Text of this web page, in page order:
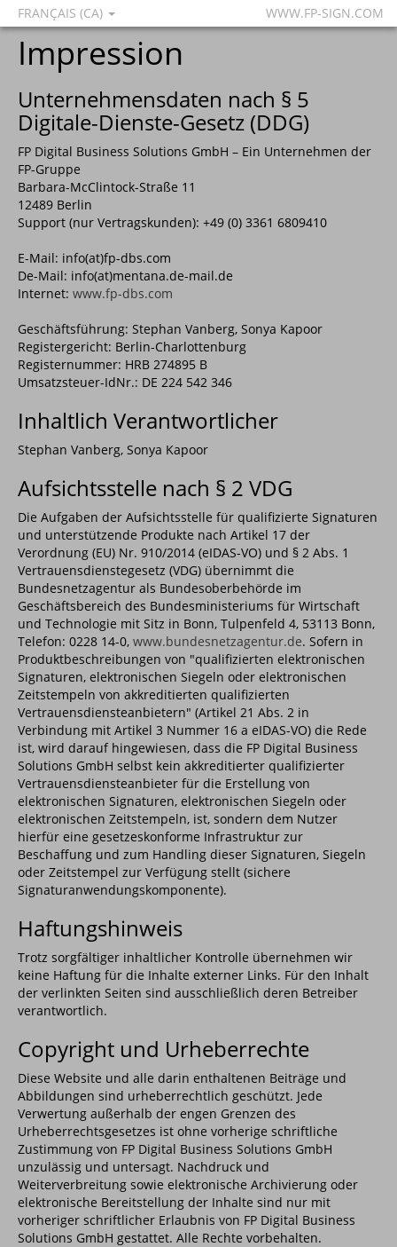
FRANÇAIS (CA) WWW.FP-SIGN.COM
Impression
Unternehmensdaten nach § 5
Digitale-Dienste-Gesetz (DDG)
FP Digital Business Solutions GmbH – Ein Unternehmen der
FP-Gruppe
Barbara-McClintock-Straße 11
12489 Berlin
Support (nur Vertragskunden): +49 (0) 3361 6809410
E-Mail: info(at)fp-dbs.com
De-Mail: info(at)mentana.de-mail.de
Internet: www.fp-dbs.com
Geschäftsführung: Stephan Vanberg, Sonya Kapoor
Registergericht: Berlin-Charlottenburg
Registernummer: HRB 274895 B
Umsatzsteuer-IdNr.: DE 224 542 346
Inhaltlich Verantwortlicher
Stephan Vanberg, Sonya Kapoor
Aufsichtsstelle nach § 2 VDG
Die Aufgaben der Aufsichtsstelle für qualifizierte Signaturen
und unterstützende Produkte nach Artikel 17 der
Verordnung (EU) Nr. 910/2014 (eIDAS-VO) und § 2 Abs. 1
Vertrauensdienstegesetz (VDG) übernimmt die
Bundesnetzagentur als Bundesoberbehörde im
Geschäftsbereich des Bundesministeriums für Wirtschaft
und Technologie mit Sitz in Bonn, Tulpenfeld 4, 53113 Bonn,
Telefon: 0228 14-0, www.bundesnetzagentur.de. Sofern in
Produktbeschreibungen von "qualifizierten elektronischen
Signaturen, elektronischen Siegeln oder elektronischen
Zeitstempeln von akkreditierten qualifizierten
Vertrauensdiensteanbietern" (Artikel 21 Abs. 2 in
Verbindung mit Artikel 3 Nummer 16 a eIDAS-VO) die Rede
ist, wird darauf hingewiesen, dass die FP Digital Business
Solutions GmbH selbst kein akkreditierter qualifizierter
Vertrauensdiensteanbieter für die Erstellung von
elektronischen Signaturen, elektronischen Siegeln oder
elektronischen Zeitstempeln, ist, sondern dem Nutzer
hierfür eine gesetzeskonforme Infrastruktur zur
Beschaffung und zum Handling dieser Signaturen, Siegeln
oder Zeitstempel zur Verfügung stellt (sichere
Signaturanwendungskomponente).
Haftungshinweis
Trotz sorgfältiger inhaltlicher Kontrolle übernehmen wir
keine Haftung für die Inhalte externer Links. Für den Inhalt
der verlinkten Seiten sind ausschließlich deren Betreiber
verantwortlich.
Copyright und Urheberrechte
Diese Website und alle darin enthaltenen Beiträge und
Abbildungen sind urheberrechtlich geschützt. Jede
Verwertung außerhalb der engen Grenzen des
Urheberrechtsgesetzes ist ohne vorherige schriftliche
Zustimmung von FP Digital Business Solutions GmbH
unzulässig und untersagt. Nachdruck und
Weiterverbreitung sowie elektronische Archivierung oder
elektronische Bereitstellung der Inhalte sind nur mit
vorheriger schriftlicher Erlaubnis von FP Digital Business
Solutions GmbH gestattet. Alle Rechte vorbehalten.